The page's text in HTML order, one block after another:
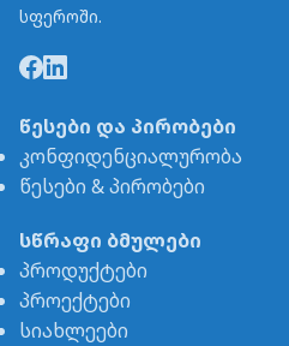
სფეროში.
წესები და პირობები
კონფიდენციალურობა
წესები & პირობები
სწრაფი ბმულები
პროდუქტები
პროექტები
სიახლეები